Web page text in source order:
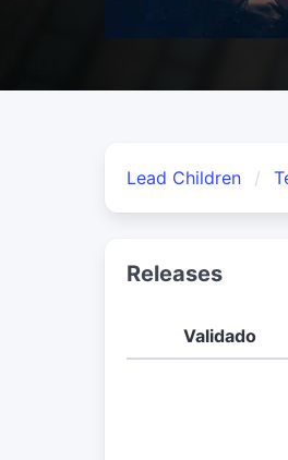
Lead Children
Releases
Validado